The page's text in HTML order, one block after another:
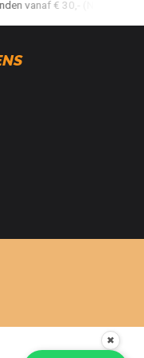
€ 2,95 (NL)
✖